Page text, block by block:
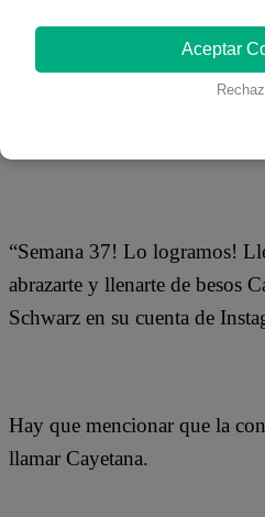
14 de mayo 2020
“Semana 37! Lo logramos!
abrazarte y llenarte de besos
Schwarz en su cuenta de
Hay que mencionar que la
llamar Cayetana.
Aceptar